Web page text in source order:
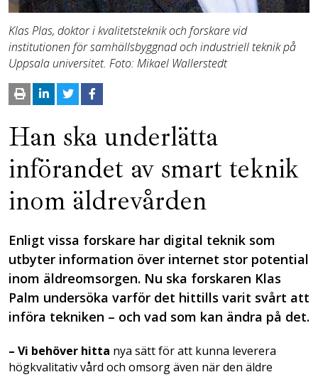
Klas Plas, doktor i kvalitetsteknik och forskare vid
institutionen för samhällsbyggnad och industriell teknik på
Uppsala universitet. Foto: Mikael Wallerstedt
Han ska underlätta
införandet av smart teknik
inom äldrevården
Enligt vissa forskare har digital teknik som
utbyter information över internet stor potential
inom äldreomsorgen. Nu ska forskaren Klas
Palm undersöka varför det hittills varit svårt att
införa tekniken – och vad som kan ändra på det.
– Vi behöver hitta nya sätt för att kunna leverera
högkvalitativ vård och omsorg även när den äldre